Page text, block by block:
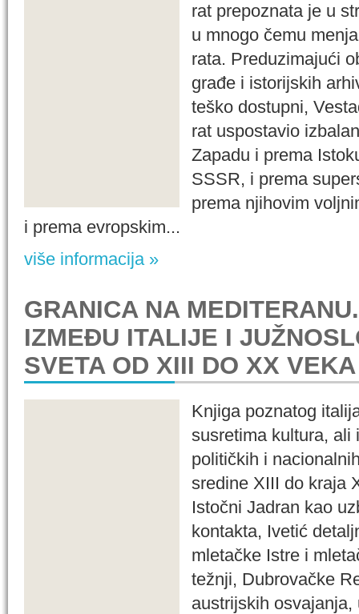
rat prepoznata je u
u mnogo čemu
rata. Preduzimajući
građe i istorijskih
teško dostupni,
rat uspostavio
Zapadu i prema
SSSR, i prema
prema njihovim
i prema evropskim...
više informacija »
GRANICA NA
IZMEĐU ITALIJE I
SVETA OD XIII DO XX VEKA
Knjiga poznatog
susretima kultura, ali
političkih i
sredine XIII do kraja
Istočni Jadran kao
kontakta, Ivetić
mletačke Istre i
težnji, Dubrovačke
austrijskih